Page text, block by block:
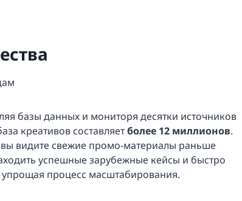
базы данных и мониторя десятки источников
креативов составляетболее 12 миллионов.
вы видите свежие промо-материалы раньше
успешные зарубежные кейсы и быстро
процесс масштабирования.